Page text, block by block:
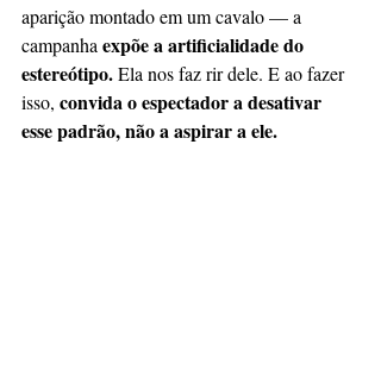
aparição montado em um cavalo — a
campanha expõe a artificialidade do
estereótipo. Ela nos faz rir dele. E ao fazer
isso, convida o espectador a desativar
esse padrão, não a aspirar a ele.